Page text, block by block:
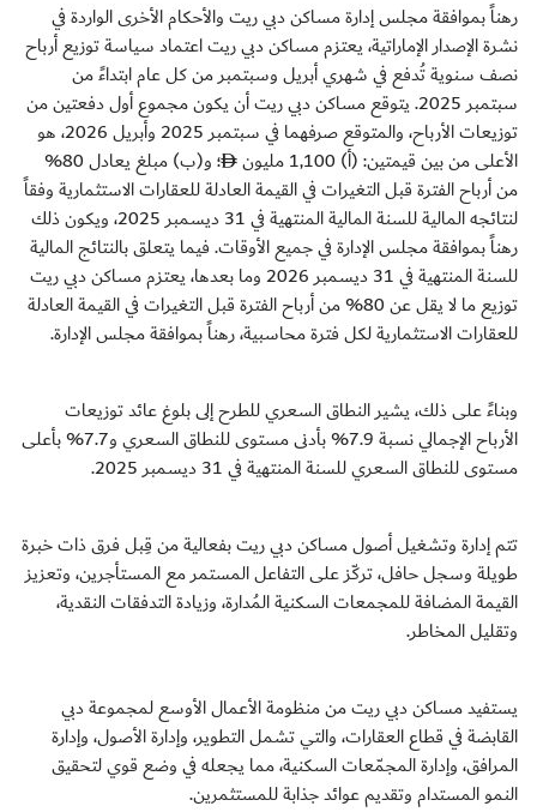
رهناً بموافقة مجلس إدارة مساكن دبي ريت والأحكام الأخرى الواردة في
نشرة الإصدار الإماراتية، يعتزم مساكن دبي ريت اعتماد سياسة توزيع أرباح
نصف سنوية تُدفع في شهري أبريل وسبتمبر من كل عام ابتداءً من
سبتمبر 2025. يتوقع مساكن دبي ريت أن يكون مجموع أول دفعتين من
توزيعات الأرباح، والمتوقع صرفهما في سبتمبر 2025 وأبريل 2026، هو
الأعلى من بين قيمتين: (أ) 1,100 مليون
؛ و(ب) مبلغ يعادل 80%
من أرباح الفترة قبل التغيرات في القيمة العادلة للعقارات الاستثمارية وفقاً
لنتائجه المالية للسنة المالية المنتهية في 31 ديسمبر 2025، ويكون ذلك
رهناً بموافقة مجلس الإدارة في جميع الأوقات. فيما يتعلق بالنتائج المالية
للسنة المنتهية في 31 ديسمبر 2026 وما بعدها، يعتزم مساكن دبي ريت
توزيع ما لا يقل عن 80% من أرباح الفترة قبل التغيرات في القيمة العادلة
للعقارات الاستثمارية لكل فترة محاسبية، رهناً بموافقة مجلس الإدارة.
وبناءً على ذلك، يشير النطاق السعري للطرح إلى بلوغ عائد توزيعات
الأرباح الإجمالي نسبة 7.9% بأدنى مستوى للنطاق السعري و7.7% بأعلى
مستوى للنطاق السعري للسنة المنتهية في 31 ديسمبر 2025.
تتم إدارة وتشغيل أصول مساكن دبي ريت بفعالية من قِبل فرق ذات خبرة
طويلة وسجل حافل، تركّز على التفاعل المستمر مع المستأجرين، وتعزيز
القيمة المضافة للمجمعات السكنية المُدارة، وزيادة التدفقات النقدية،
وتقليل المخاطر.
يستفيد مساكن دبي ريت من منظومة الأعمال الأوسع لمجموعة دبي
القابضة في قطاع العقارات، والتي تشمل التطوير، وإدارة الأصول، وإدارة
المرافق، وإدارة المجمّعات السكنية، مما يجعله في وضع قوي لتحقيق
النمو المستدام وتقديم عوائد جذابة للمستثمرين.